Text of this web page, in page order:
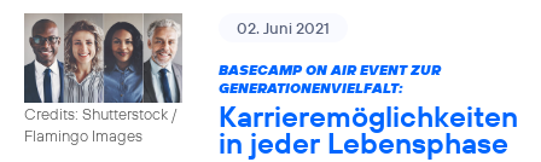
Credits: Shutterstock /
Flamingo Images
02. Juni 2021
BASECAMP ON AIR EVENT ZUR
GENERATIONENVIELFALT:
Karrieremöglichkeiten
in jeder Lebensphase